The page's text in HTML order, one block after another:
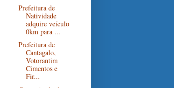
Prefeitura de
Natividade
adquire veículo
0km para ...
Prefeitura de
Cantagalo,
Votorantim
Cimentos e
Fir...